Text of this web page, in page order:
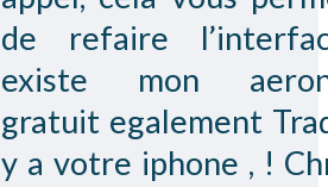
de refaire
existe mon
gratuit egalement
y a votre iphone , !